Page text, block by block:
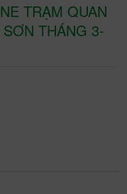
TRẠM QUAN
THÁNG 3-